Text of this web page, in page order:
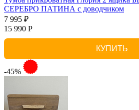
СЕРЕБРО ПАТИНА с доводчиком
7 995 ₽
15 990 Р
КУПИТЬ
-45%